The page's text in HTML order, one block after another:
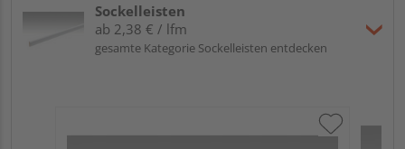
Sockelleisten
ab 2,38 € / lfm
gesamte Kategorie Sockelleisten entdecken